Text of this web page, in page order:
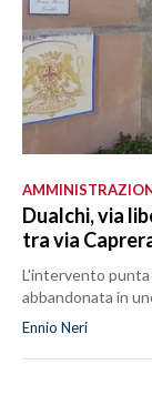
Dualchi, via
tra via
L'intervento
abbandonata in
Ennio Neri